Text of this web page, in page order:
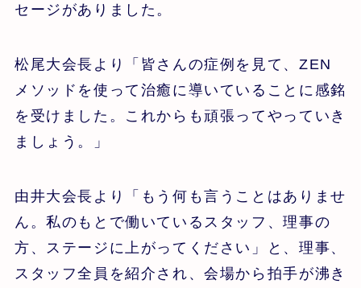
セージがありました。
松尾大会長より「皆さんの症例を見て、ZEN
メソッドを使って治癒に導いていることに感銘
を受けました。これからも頑張ってやっていき
ましょう。」
由井大会長より「もう何も言うことはありませ
ん。私のもとで働いているスタッフ、理事の
方、ステージに上がってください」と、理事、
スタッフ全員を紹介され、会場から拍手が沸き